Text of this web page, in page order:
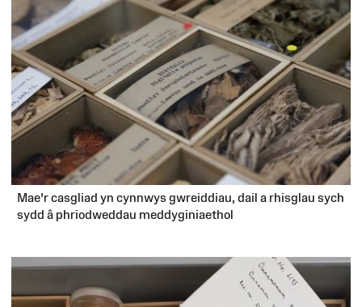
Mae'r casgliad yn cynnwys gwreiddiau, dail a rhisglau sych
sydd â phriodweddau meddyginiaethol